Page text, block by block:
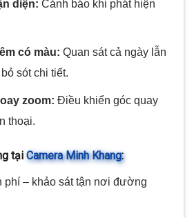
diện: Cảnh báo khi phát hiện
có màu: Quan sát cả ngày lẫn
sót chi tiết.
zoom: Điều khiển góc quay
thoại.
tại Camera Minh Khang:
phí – khảo sát tận nơi đường